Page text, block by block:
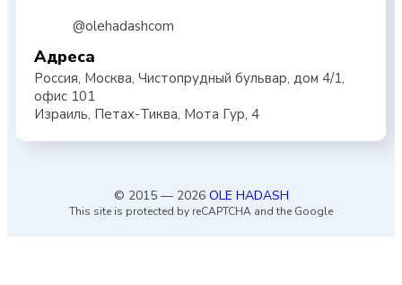
@olehadashcom
Адреса
Россия, Москва, Чистопрудный бульвар, дом 4/1,
офис 101
Израиль, Петах-Тиква, Мота Гур, 4
© 2015 — 2026 OLE HADASH
This site is protected by reCAPTCHA and the Google